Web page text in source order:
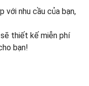
với nhu cầu của bạn,
thiết kế miễn phí
bạn!